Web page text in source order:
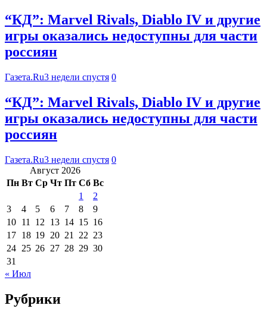
“КД”: Marvel Rivals, Diablo IV и другие
игры оказались недоступны для части
россиян
Газета.Ru3 недели спустя 0
“КД”: Marvel Rivals, Diablo IV и другие
игры оказались недоступны для части
россиян
Газета.Ru3 недели спустя 0
Август 2026
Пн Вт Ср Чт Пт Сб Вс
1
2
3
4 5 6 7 8
9
10 11 12 13 14 15 16
17 18 19 20 21 22 23
24 25 26 27 28 29 30
31
« Июл
Рубрики